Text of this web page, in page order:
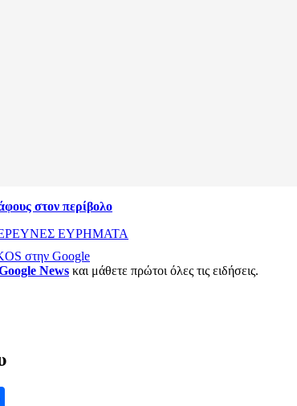
στον περίβολο
ΕΥΡΗΜΑΤΑ
στην Google
News και μάθετε πρώτοι όλες τις ειδήσεις.